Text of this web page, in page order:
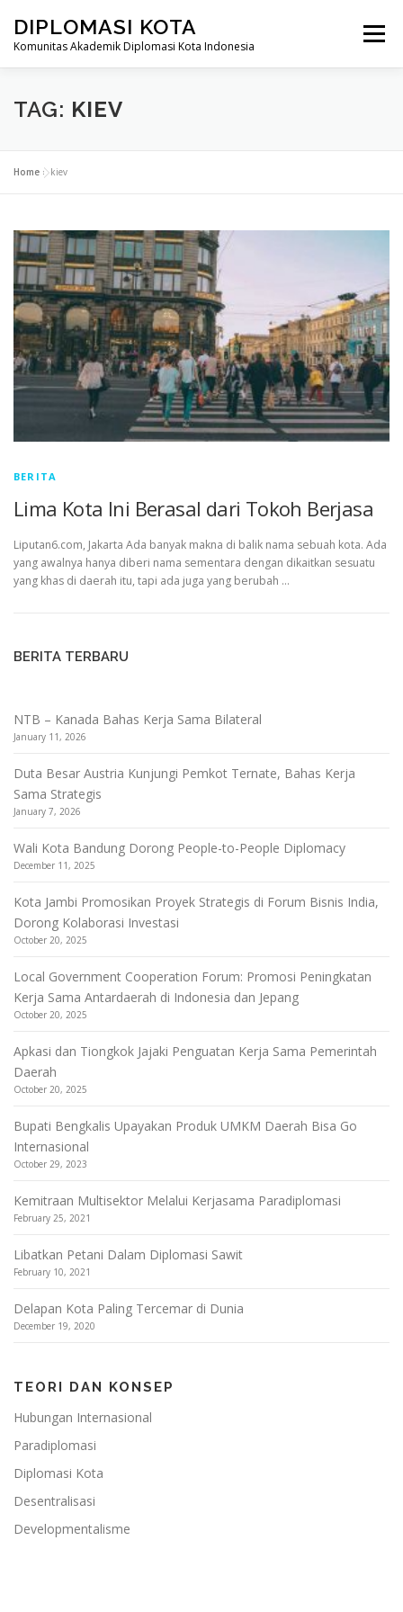
content
DIPLOMASI KOTA
Komunitas Akademik Diplomasi Kota Indonesia
Menu
BERANDA TENTANG KAMI
OPINI
TAG: KIEV
Home »kiev
BERITA
Lima Kota Ini Berasal dari Tokoh Berjasa
Liputan6.com, Jakarta Ada banyak makna di balik nama sebuah kota. Ada
yang awalnya hanya diberi nama sementara dengan dikaitkan sesuatu
yang khas di daerah itu, tapi ada juga yang berubah …
BERITA TERBARU
NTB – Kanada Bahas Kerja Sama Bilateral
January 11, 2026
Duta Besar Austria Kunjungi Pemkot Ternate, Bahas Kerja
Sama Strategis
January 7, 2026
Wali Kota Bandung Dorong People-to-People Diplomacy
December 11, 2025
Kota Jambi Promosikan Proyek Strategis di Forum Bisnis India,
Dorong Kolaborasi Investasi
October 20, 2025
Local Government Cooperation Forum: Promosi Peningkatan
Kerja Sama Antardaerah di Indonesia dan Jepang
October 20, 2025
Apkasi dan Tiongkok Jajaki Penguatan Kerja Sama Pemerintah
Daerah
October 20, 2025
Bupati Bengkalis Upayakan Produk UMKM Daerah Bisa Go
Internasional
October 29, 2023
Kemitraan Multisektor Melalui Kerjasama Paradiplomasi
February 25, 2021
Libatkan Petani Dalam Diplomasi Sawit
February 10, 2021
Delapan Kota Paling Tercemar di Dunia
December 19, 2020
TEORI DAN KONSEP
Hubungan Internasional
Paradiplomasi
Diplomasi Kota
Desentralisasi
Developmentalisme